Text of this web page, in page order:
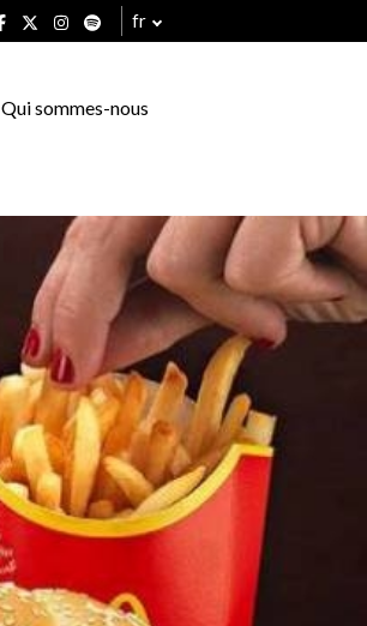
fr
Qui sommes-nous